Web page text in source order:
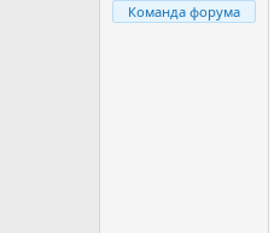
Команда форума